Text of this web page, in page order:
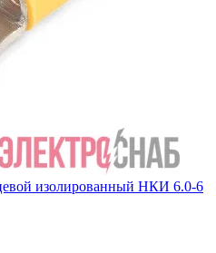
изолированный НКИ 6.0-6